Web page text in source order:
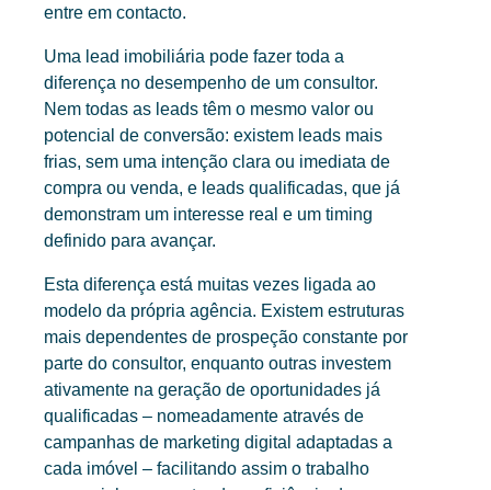
entre em contacto.
Uma lead imobiliária pode fazer toda a
diferença no desempenho de um consultor.
Nem todas as leads têm o mesmo valor ou
potencial de conversão: existem leads mais
frias, sem uma intenção clara ou imediata de
compra ou venda, e leads qualificadas, que já
demonstram um interesse real e um timing
definido para avançar.
Esta diferença está muitas vezes ligada ao
modelo da própria agência. Existem estruturas
mais dependentes de prospeção constante por
parte do consultor, enquanto outras investem
ativamente na geração de oportunidades já
qualificadas – nomeadamente através de
campanhas de marketing digital adaptadas a
cada imóvel – facilitando assim o trabalho